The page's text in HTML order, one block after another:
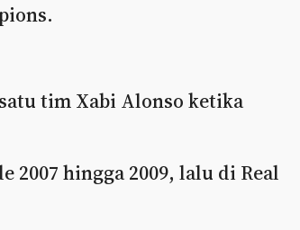
tim Xabi Alonso ketika
hingga 2009, lalu di Real